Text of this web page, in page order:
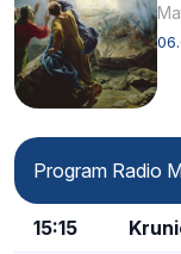
Program Radio
15:15